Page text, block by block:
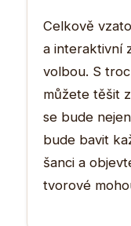
Celkově
a interaktivní
volbou. S
můžete těšit
se bude
bude bavit
šanci a
tvorové